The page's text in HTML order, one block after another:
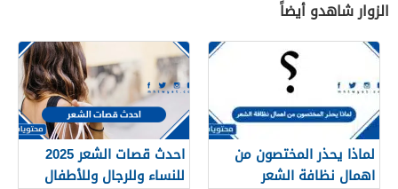
الزوار شاهدو أيضاً
لماذا يحذر المختصون من
اهمال نظافة الشعر
احدث قصات الشعر 2025
للنساء وللرجال وللأطفال